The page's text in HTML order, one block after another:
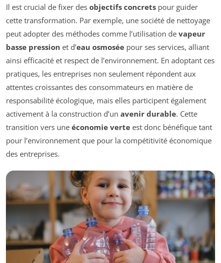
Il est crucial de fixer des objectifs concrets pour guider
cette transformation. Par exemple, une société de nettoyage
peut adopter des méthodes comme l’utilisation de vapeur
basse pression et d’eau osmosée pour ses services, alliant
ainsi efficacité et respect de l’environnement. En adoptant ces
pratiques, les entreprises non seulement répondent aux
attentes croissantes des consommateurs en matière de
responsabilité écologique, mais elles participent également
activement à la construction d’un avenir durable. Cette
transition vers une économie verte est donc bénéfique tant
pour l’environnement que pour la compétitivité économique
des entreprises.